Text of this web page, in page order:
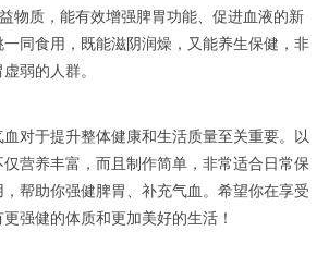
物质，能有效增强脾胃功能、促进血液的新
同食用，既能滋阴润燥，又能养生保健，非
弱的人群。
对于提升整体健康和生活质量至关重要。以
营养丰富，而且制作简单，非常适合日常保
帮助你强健脾胃、补充气血。希望你在享受
强健的体质和更加美好的生活！